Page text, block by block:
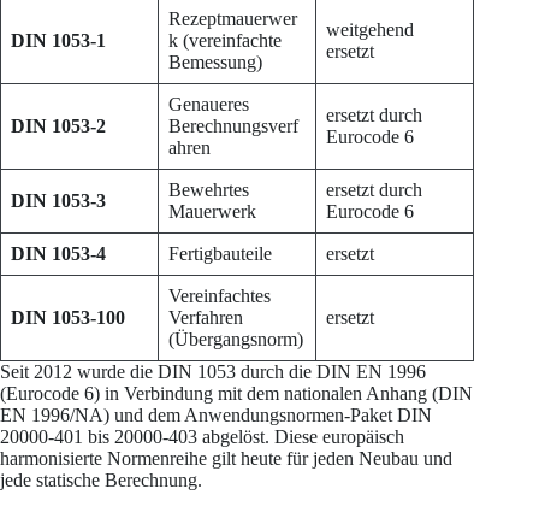
DIN 1053-1
Rezeptmauerwer
k (vereinfachte
Bemessung)
weitgehend
ersetzt
DIN 1053-2
Genaueres
Berechnungsverf
ahren
ersetzt durch
Eurocode 6
DIN 1053-3
Bewehrtes
Mauerwerk
ersetzt durch
Eurocode 6
DIN 1053-4 Fertigbauteile ersetzt
DIN 1053-100
Vereinfachtes
Verfahren
(Übergangsnorm)
ersetzt
Seit 2012 wurde die DIN 1053 durch die DIN EN 1996
(Eurocode 6) in Verbindung mit dem nationalen Anhang (DIN
EN 1996/NA) und dem Anwendungsnormen-Paket DIN
20000-401 bis 20000-403 abgelöst. Diese europäisch
harmonisierte Normenreihe gilt heute für jeden Neubau und
jede statische Berechnung.